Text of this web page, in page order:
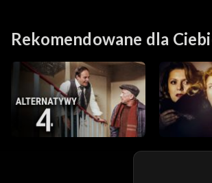
Rekomendowane dla